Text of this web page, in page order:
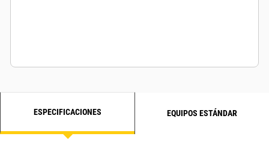
ESPECIFICACIONES EQUIPOS ESTÁNDAR